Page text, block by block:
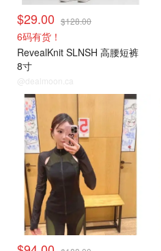
$29.00 $128.00
6码有货！
RevealKnit SLNSH 高腰短裤
8寸
@dealmoon.ca